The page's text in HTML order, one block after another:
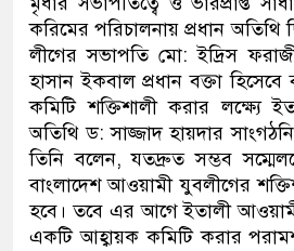
করিমের প‌রিচালনায় প্রধান
লী‌গের সভাপ‌তি মো: ইদ্রিস
হাসান ইকবাল প্রধান বক্তা হি‌সে‌বে
ক‌মি‌টি শ‌ক্তিশালী করার ল‌ক্ষ্যে
অ‌তি‌থি ড: সাজ্জাদ হায়দার
তি‌নি ব‌লেন, যতদ্রুত সম্ভব
বাংলা‌দেশ আওয়ামী যুবলীগের
হ‌বে। ত‌বে এর আগে ইতালী
এক‌টি আহ্বায়ক ক‌মি‌টি করার